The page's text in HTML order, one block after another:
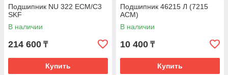
Подшипник NU 322 ECM/C3
SKF
В наличии
214 600 ₸
Купить
Подшипник 46215 Л (7215
ACM)
В наличии
10 400 ₸
Купить